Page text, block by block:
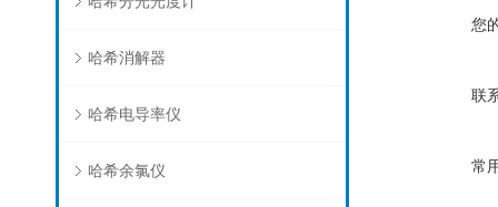
哈希消解器
哈希电导率仪
哈希余氯仪
您
联
常